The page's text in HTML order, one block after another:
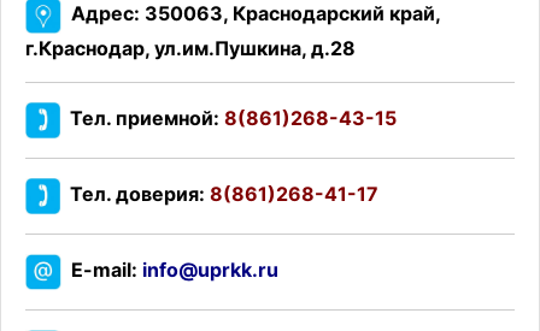
Адрес: 350063, Краснодарский край,
г.Краснодар, ул.им.Пушкина, д.28
Тел. приемной: 8(861)268-43-15
Тел. доверия: 8(861)268-41-17
E-mail: info@uprkk.ru